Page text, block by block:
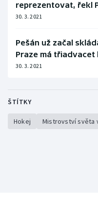
reprezentovat, řekl
30. 3. 2021
Pešán už začal
Praze má třiadvacet
30. 3. 2021
ŠTÍTKY
Hokej Mistrovství světa